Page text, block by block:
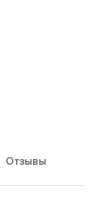
Отзывы